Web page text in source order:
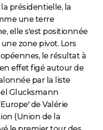
présidentielle, la
une terre
elle s'est positionnée
zone pivot. Lors
le résultat à
effet figé autour de
par la liste
Glucksmann
de Valérie
(Union de la